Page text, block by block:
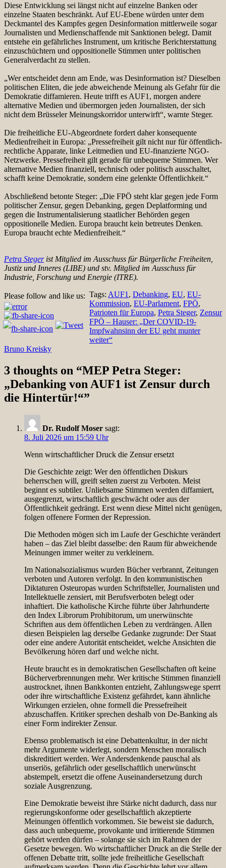
Diese Entwicklung sei längst nicht auf einzelne Banken oder
einzelne Staaten beschränkt. Auf EU-Ebene würden unter dem
Deckmantel des Kampfes gegen Desinformation mittlerweile sogar
Journalisten und Medienschaffende mit Sanktionen belegt. Damit
entstehe ein gefährliches Instrument, um kritische Berichterstattung
einzuschüchtern und oppositionelle Stimmen unter politischen
Generalverdacht zu stellen.
„Wer entscheidet denn am Ende, was Desinformation ist? Dieselben
politischen Eliten, die jede abweichende Meinung als Gefahr für die
Demokratie diffamieren. Heute trifft es AUF1, morgen andere
alternative Medien und übermorgen jeden Journalisten, der sich
nicht dem Brüsseler Meinungskorridor unterwirft“, warnte Steger.
Die freiheitliche EU-Abgeordnete fordert daher konsequente
Medienfreiheit in Europa: „Pressefreiheit gilt nicht nur für öffentlich-
rechtliche Apparate, linke Leitmedien und EU-finanzierte NGO-
Netzwerke. Pressefreiheit gilt gerade für unbequeme Stimmen. Wer
alternative Medien finanziell, technisch oder politisch ausschaltet,
schafft keine Demokratie, sondern eine gelenkte Öffentlichkeit.“
Abschließend betonte Steger: „Die FPÖ steht klar gegen jede Form
politischer Zensur, gegen Debanking, gegen Deplatforming und
gegen die Instrumentalisierung staatlicher Behörden gegen
oppositionelle Medien. Europa braucht kein betreutes Denken.
Europa braucht echte Medienfreiheit.“
Petra Steger ist Mitglied im Ausschuss für Bürgerliche Freiheiten,
Justiz und Inneres (LIBE) und stv. Mitglied im Ausschuss für
Industrie, Forschung und Energie (ITRE).
Please follow and like us: Tags: AUF1 , Debanking, EU, EU-
Kommission, EU-Parlament, FPÖ,
Patrioten für Europa, Petra Steger, Zensur
BeitragsnavigationFPÖ – Hauser: „Der COVID-19-
Impfwahnsinn der EU geht munter
weiter“
Bruno Kreisky
3 thoughts on “MEP Petra Steger:
„Debanking von AUF1 ist Zensur durch
die Hintertür!“”
Dr. Rudolf Moser sagt:
8. Juli 2026 um 15:59 Uhr
Wenn wirtschaftlicher Druck die Zensur ersetzt
Die Geschichte zeigt: Wer den öffentlichen Diskurs
beherrschen will, greift selten zuerst zu Verboten. Meist
beginnt es subtiler. Unliebsame Stimmen werden diffamiert,
ausgegrenzt, wirtschaftlich geschwächt oder aus der
Öffentlichkeit gedrängt. Erst wenn diese Mittel nicht genügen,
folgen offenere Formen der Repression.
Die Methoden mögen sich im Laufe der Geschichte verändert
haben – das Ziel bleibt dasselbe: den Raum für abweichende
Meinungen immer weiter zu verkleinern.
Im Nationalsozialismus wurden Bücher verbrannt, Zeitungen
verboten und Autoren verfolgt. In den kommunistischen
Diktaturen Osteuropas wurden Schriftsteller, Journalisten und
Intellektuelle zensiert, mit Berufsverboten belegt oder
inhaftiert. Die katholische Kirche führte über Jahrhunderte
den Index Librorum Prohibitorum, um unerwünschte
Schriften aus dem öffentlichen Leben zu verdrängen. Allen
diesen Beispielen lag derselbe Gedanke zugrunde: Der Staat
oder eine andere Autorität entscheidet, welche Ansichten die
Bevölkerung hören darf und welche nicht.
Heute braucht es in demokratischen Gesellschaften oft keine
Bücherverbrennungen mehr. Wer kritische Stimmen finanziell
austrocknet, ihnen Bankkonten entzieht, Zahlungswege sperrt
oder ihre wirtschaftliche Existenz gefährdet, kann ähnliche
Wirkungen erzielen, ohne formell die Pressefreiheit
abzuschaffen. Kritiker sprechen deshalb von De-Banking als
einer Form indirekter Zensur.
Ebenso problematisch ist eine Debattenkultur, in der nicht
mehr Argumente widerlegt, sondern Menschen moralisch
diskreditiert werden. Wer Andersdenkende pauschal als
unseriös, gefährlich oder gesellschaftlich unerwünscht
abstempelt, ersetzt die offene Auseinandersetzung durch
soziale Ausgrenzung.
Eine Demokratie beweist ihre Stärke nicht dadurch, dass nur
regierungskonforme oder gesellschaftlich akzeptierte
Meinungen öffentlich vorkommen. Sie beweist sie dadurch,
dass auch unbequeme, provokante und irritierende Stimmen
gehört werden dürfen – solange sie sich im Rahmen der
Gesetze bewegen. Wo wirtschaftlicher Druck an die Stelle der
offenen Debatte tritt, sollte jede freiheitliche Gesellschaft